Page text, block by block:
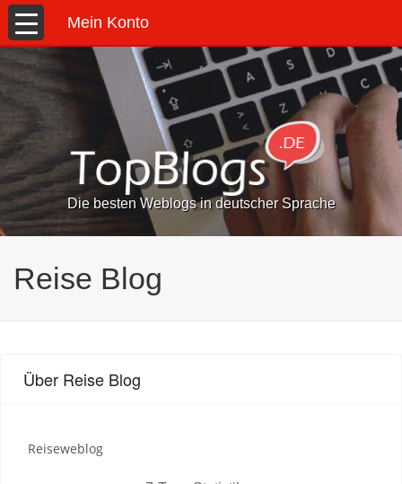
Mein Konto
Die besten Weblogs in deutscher Sprache
Reise Blog
Über Reise Blog
Reiseweblog